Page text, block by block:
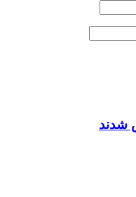
شدند